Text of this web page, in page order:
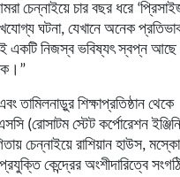
চেন্নাইয়ে চার বছর ধরে
ঘটনা, যেখানে অনেক
একটি নিজস্ব ভবিষ্যৎ স্বপ্ন
তামিলনাড়ুর শিক্ষাপ্রতিষ্ঠান থেকে
(রোসাটম স্টেট কর্পোরেশন
চেন্নাইয়ে রাশিয়ান হাউস, মস্কো
কেন্দ্রের অংশীদারিত্বে